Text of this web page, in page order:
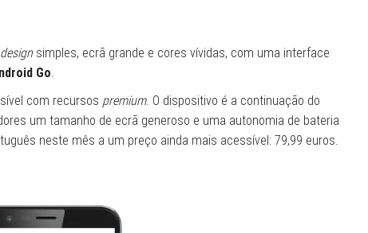
design simples, ecrã grande e cores vívidas, com uma interface
Go
com recursos premium. O dispositivo é a continuação do
um tamanho de ecrã generoso e uma autonomia de bateria
neste mês a um preço ainda mais acessível: 79,99 euros.